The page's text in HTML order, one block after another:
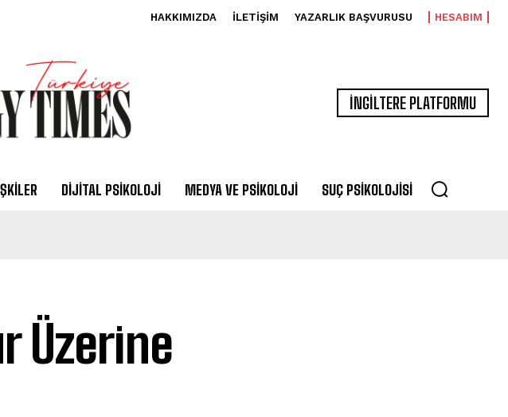
HAKKIMIZDA İLETIŞIM YAZARLIK BAŞVURUSU HESABIM
İNGİLTERE PLATFORMU
DIJITAL PSIKOLOJI MEDYA VE PSIKOLOJI SUÇ PSIKOLOJISI
Üzerine